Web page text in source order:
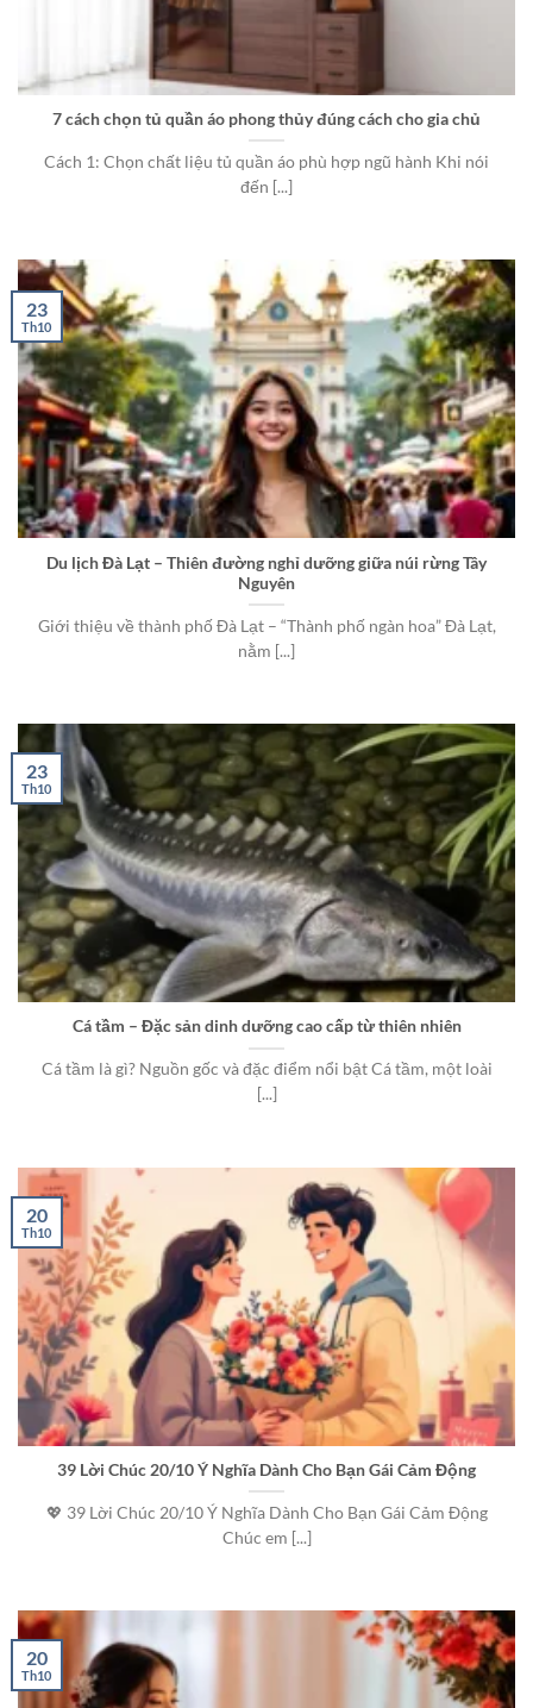
7 cách chọn tủ quần áo phong thủy đúng cách cho gia chủ
Cách 1: Chọn chất liệu tủ quần áo phù hợp ngũ hành Khi nói
đến [...]
Du lịch Đà Lạt – Thiên đường nghỉ dưỡng giữa núi rừng Tây
Nguyên
Giới thiệu về thành phố Đà Lạt – “Thành phố ngàn hoa” Đà Lạt,
nằm [...]
23
Th10
Cá tầm – Đặc sản dinh dưỡng cao cấp từ thiên nhiên
Cá tầm là gì? Nguồn gốc và đặc điểm nổi bật Cá tầm, một loài
[...]
23
Th10
39 Lời Chúc 20/10 Ý Nghĩa Dành Cho Bạn Gái Cảm Động
💖 39 Lời Chúc 20/10 Ý Nghĩa Dành Cho Bạn Gái Cảm Động
Chúc em [...]
20
Th10
20
Th10